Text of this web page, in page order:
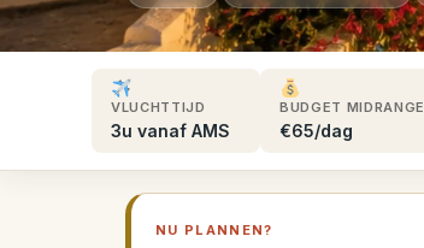
VLUCHTTIJD
3u vanaf AMS
BUDGET MIDRANGE
€65/dag
NU PLANNEN?